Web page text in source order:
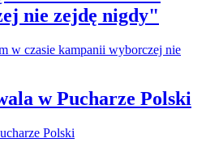
nie zejdę nigdy"
w Pucharze Polski